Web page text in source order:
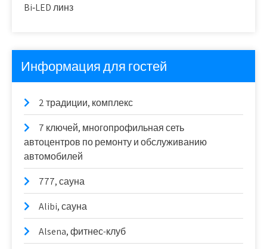
Bi‑LED линз
Информация для гостей
2 традиции, комплекс
7 ключей, многопрофильная сеть
автоцентров по ремонту и обслуживанию
автомобилей
777, сауна
Alibi, сауна
Alsena, фитнес-клуб